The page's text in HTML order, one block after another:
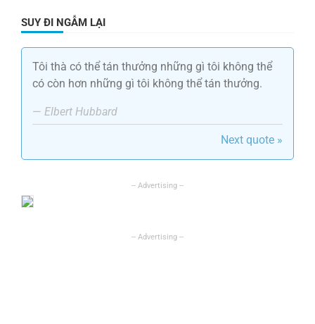
SUY ĐI NGẪM LẠI
Tôi thà có thể tán thưởng những gì tôi không thể
có còn hơn những gì tôi không thể tán thưởng.
— Elbert Hubbard
Next quote »